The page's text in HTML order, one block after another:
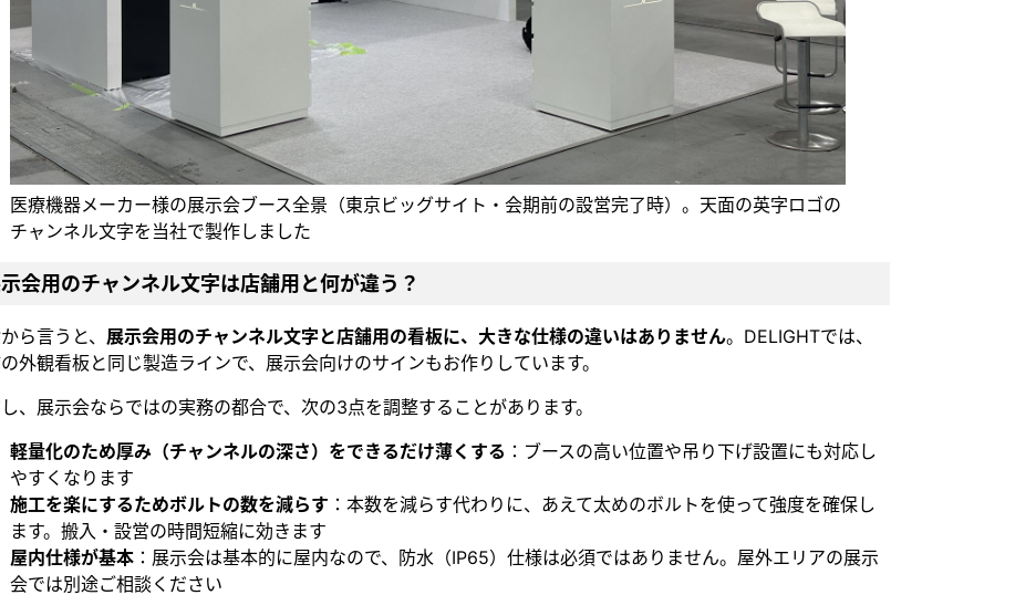
医療機器メーカー様の展示会ブース全景（東京ビッグサイト・会期前の設営完了時）。天面の英字ロゴの
チャンネル文字を当社で製作しました
会用のチャンネル文字は店舗用と何が違う？
ら言うと、 展示会用のチャンネル文字と店舗用の看板に、大きな仕様の違いはありません。DELIGHTでは、
外観看板と同じ製造ラインで、展示会向けのサインもお作りしています。
、展示会ならではの実務の都合で、次の3点を調整することがあります。
軽量化のため厚み（チャンネルの深さ）をできるだけ薄くする ：ブースの高い位置や吊り下げ設置にも対応し
やすくなります
施工を楽にするためボルトの数を減らす ：本数を減らす代わりに、あえて太めのボルトを使って強度を確保し
ます。搬入・設営の時間短縮に効きます
屋内仕様が基本 ：展示会は基本的に屋内なので、防水（IP65）仕様は必須ではありません。屋外エリアの展示
会では別途ご相談ください